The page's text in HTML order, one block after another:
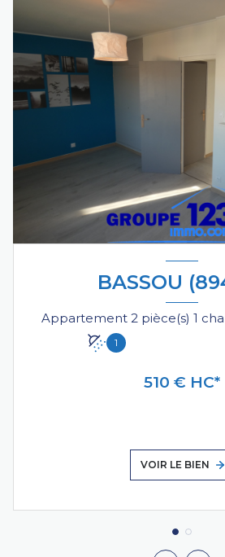
BASSOU
1
510 € HC*
VOIR LE BIEN